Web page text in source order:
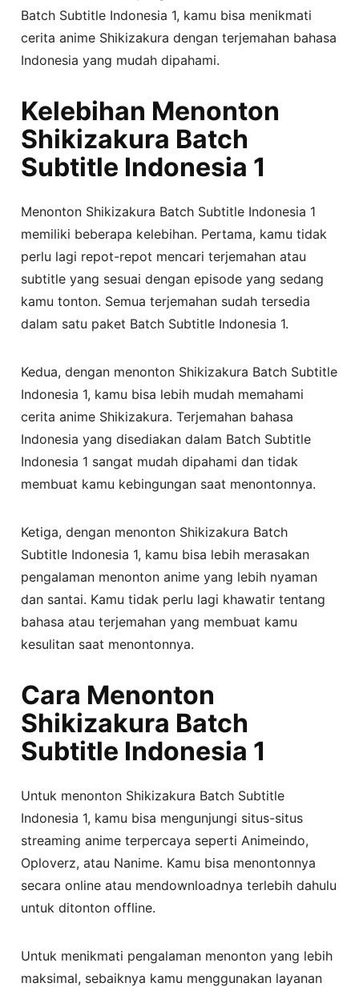
Batch Subtitle Indonesia 1, kamu bisa menikmati
cerita anime Shikizakura dengan terjemahan bahasa
Indonesia yang mudah dipahami.
Kelebihan Menonton
Shikizakura Batch
Subtitle Indonesia 1
Menonton Shikizakura Batch Subtitle Indonesia 1
memiliki beberapa kelebihan. Pertama, kamu tidak
perlu lagi repot-repot mencari terjemahan atau
subtitle yang sesuai dengan episode yang sedang
kamu tonton. Semua terjemahan sudah tersedia
dalam satu paket Batch Subtitle Indonesia 1.
Kedua, dengan menonton Shikizakura Batch Subtitle
Indonesia 1, kamu bisa lebih mudah memahami
cerita anime Shikizakura. Terjemahan bahasa
Indonesia yang disediakan dalam Batch Subtitle
Indonesia 1 sangat mudah dipahami dan tidak
membuat kamu kebingungan saat menontonnya.
Ketiga, dengan menonton Shikizakura Batch
Subtitle Indonesia 1, kamu bisa lebih merasakan
pengalaman menonton anime yang lebih nyaman
dan santai. Kamu tidak perlu lagi khawatir tentang
bahasa atau terjemahan yang membuat kamu
kesulitan saat menontonnya.
Cara Menonton
Shikizakura Batch
Subtitle Indonesia 1
Untuk menonton Shikizakura Batch Subtitle
Indonesia 1, kamu bisa mengunjungi situs-situs
streaming anime terpercaya seperti Animeindo,
Oploverz, atau Nanime. Kamu bisa menontonnya
secara online atau mendownloadnya terlebih dahulu
untuk ditonton offline.
Untuk menikmati pengalaman menonton yang lebih
maksimal, sebaiknya kamu menggunakan layanan